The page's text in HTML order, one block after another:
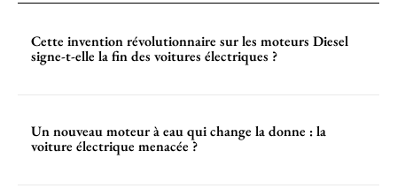
Cette invention révolutionnaire sur les moteurs Diesel
signe-t-elle la fin des voitures électriques ?
Un nouveau moteur à eau qui change la donne : la
voiture électrique menacée ?